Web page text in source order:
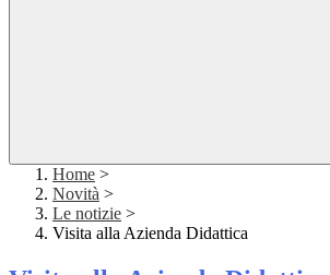
Home >
Novità >
Le notizie >
Visita alla Azienda Didattica